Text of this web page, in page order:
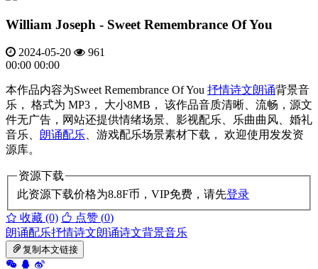
William Joseph - Sweet Remembrance Of You
2024-05-20
961
00:00 00:00
本作品内容为Sweet Remembrance Of You 抒情诗文朗诵背景音
乐， 格式为 MP3， 大小8MB， 该作品音质清晰、流畅，源文
件无广告，网站还提供情绪场景、影视配乐、乐曲曲风、婚礼
音乐、 朗诵配乐 、游戏配乐场景素材下载， 欢迎使用发发资
源库。
资源下载
此资源下载价格为8.8F币，VIP免费，请先登录
收藏 (0)
点赞 (0)
朗诵配乐抒情诗文朗诵诗文背景音乐
复制本文链接